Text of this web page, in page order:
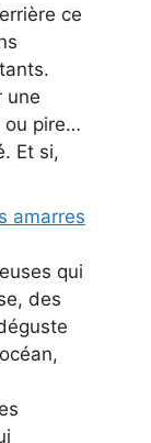
ce
une
ou pire…
Et si,
amarres
qui
des